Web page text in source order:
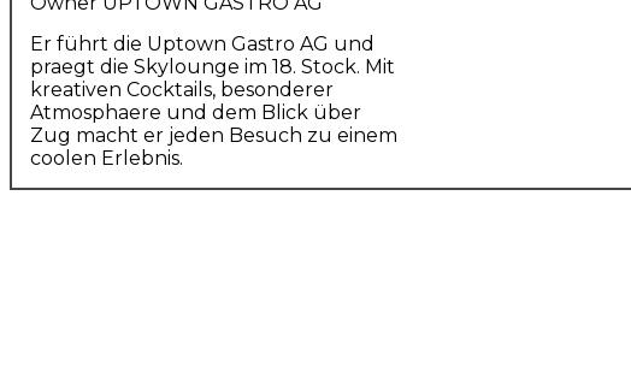
Er führt die Uptown Gastro AG und
praegt die Skylounge im 18. Stock. Mit
kreativen Cocktails, besonderer
Atmosphaere und dem Blick über
Zug macht er jeden Besuch zu einem
coolen Erlebnis.